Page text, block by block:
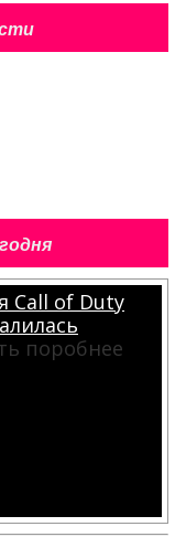
Call of Duty
поробнее